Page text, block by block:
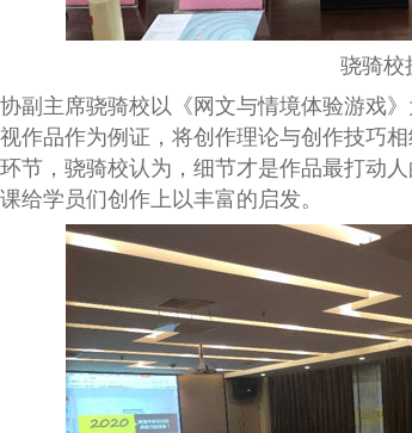
骁骑校
副主席骁骑校以《网文与情境体验游戏
作品作为例证，将创作理论与创作技巧
节，骁骑校认为，细节才是作品最打动
给学员们创作上以丰富的启发。